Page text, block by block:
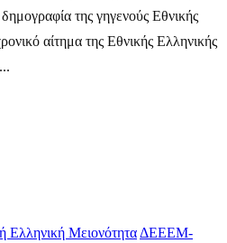
της γηγενούς Εθνικής
αίτημα της Εθνικής Ελληνικής
Ελληνική Μειονότητα ΔΕΕΕΜ-